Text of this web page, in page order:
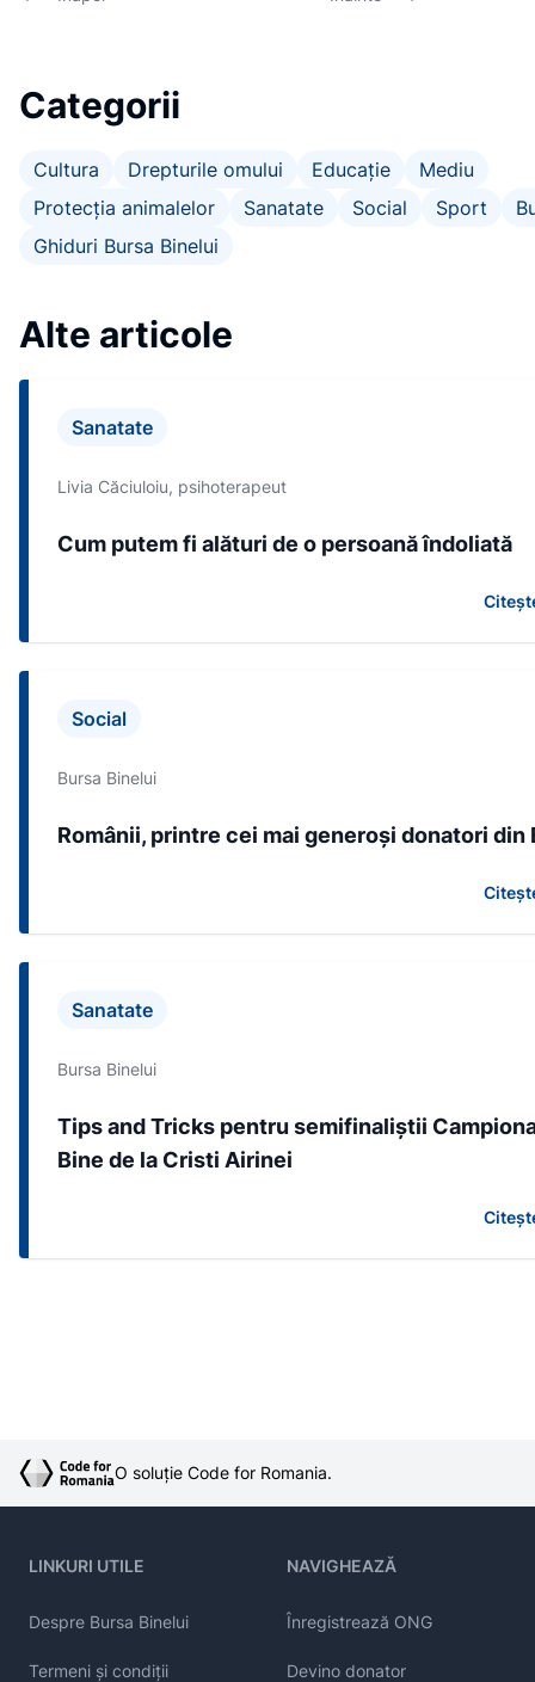
Categorii
Cultura Drepturile omului Educație
Mediu
Protecția animalelor
Sanatate Social Sport
Ghiduri Bursa Binelui
Alte articole
Sanatate
Livia Căciuloiu, psihoterapeut
Cum putem fi alături de o persoană îndoliată
Social
Bursa Binelui
Românii, printre cei mai generoși donatori din
Sanatate
Bursa Binelui
Tips and Tricks pentru semifinaliștii
Bine de la Cristi Airinei
O soluție Code for Romania.
LINKURI UTILE
Despre Bursa Binelui
Termeni și condiții
NAVIGHEAZĂ
Înregistrează ONG
Devino donator